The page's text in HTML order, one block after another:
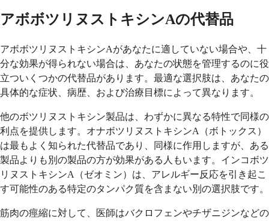
アボボツリヌストキシンAの代替品
アボボツリヌストキシンAがあなたに適していない場合や、十
分な効果が得られない場合は、あなたの状態を管理するのに役
立ついくつかの代替品があります。最適な選択肢は、あなたの
具体的な症状、病歴、および治療目標によって異なります。
他のボツリヌストキシン製品は、わずかに異なる特性で同様の
利点を提供します。オナボツリヌストキシンA（ボトックス）
は最もよく知られた代替品であり、同様に作用しますが、ある
製品よりも別の製品の方が効果がある人もいます。インコボツ
リヌストキシンA（ゼオミン）は、アレルギー反応を引き起こ
す可能性のある特定のタンパク質を含まない別の選択肢です。
筋肉の痙縮に対して、医師はバクロフェンやチザニジンなどの